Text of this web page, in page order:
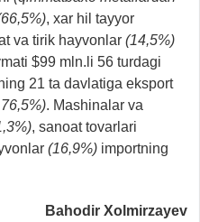
, xar hil tayyor
va tirik hayvonlar (14,5%)
$99 mln.li 56 turdagi
21 ta davlatiga eksport
. Mashinalar va
, sanoat tovarlari
(16,9%) importning
Bahodir Xolmirzayev